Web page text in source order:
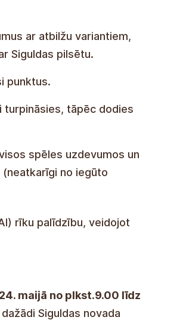
ar atbilžu variantiem,
Siguldas pilsētu.
punktus.
turpināsies, tāpēc dodies
spēles uzdevumos un
no iegūto
rīku palīdzību, veidojot
maijā no plkst.9.00 līdz
Siguldas novada